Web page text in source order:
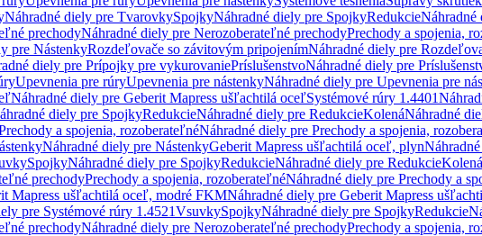
Náhradné diely pre TvarovkySpojkyNáhradné diely pre SpojkyRedukcieNáhradné
prechodyNáhradné diely pre Nerozoberateľné prechodyPrechody a spojenia,
pre NástenkyRozdeľovače so závitovým pripojenímNáhradné diely pre
diely pre Prípojky pre vykurovaniePríslušenstvoNáhradné diely pre
Upevnenia pre rúryUpevnenia pre nástenkyNáhradné diely pre Upevnenia pre
Náhradné diely pre Geberit Mapress ušľachtilá oceľSystémové rúry 1.4401
diely pre SpojkyRedukcieNáhradné diely pre RedukcieKolenáNáhradné
a spojenia, rozoberateľnéNáhradné diely pre Prechody a spojenia,
Náhradné diely pre NástenkyGeberit Mapress ušľachtilá oceľ, plyn
SpojkyNáhradné diely pre SpojkyRedukcieNáhradné diely pre RedukcieKolená
prechodyPrechody a spojenia, rozoberateľnéNáhradné diely pre Prechody a
Mapress ušľachtilá oceľ, modré FKMNáhradné diely pre Geberit Mapress
pre Systémové rúry 1.4521VsuvkySpojkyNáhradné diely pre SpojkyRedukcie
prechodyNáhradné diely pre Nerozoberateľné prechodyPrechody a spojenia,